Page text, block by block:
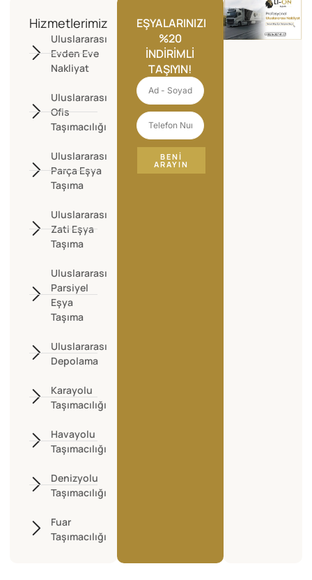
Hizmetlerimiz
Uluslararası
Evden Eve
Nakliyat
Uluslararası
Ofis
Taşımacılığı
Uluslararası
Parça Eşya
Taşıma
Uluslararası
Zati Eşya
Taşıma
Uluslararası
Parsiyel
Eşya
Taşıma
Uluslararası
Depolama
Karayolu
Taşımacılığı
Havayolu
Taşımacılığı
Denizyolu
Taşımacılığı
Fuar
Taşımacılığı
EŞYALARINIZI
%20
İNDIRIMLI
TAŞIYIN!
BENI
ARAYIN